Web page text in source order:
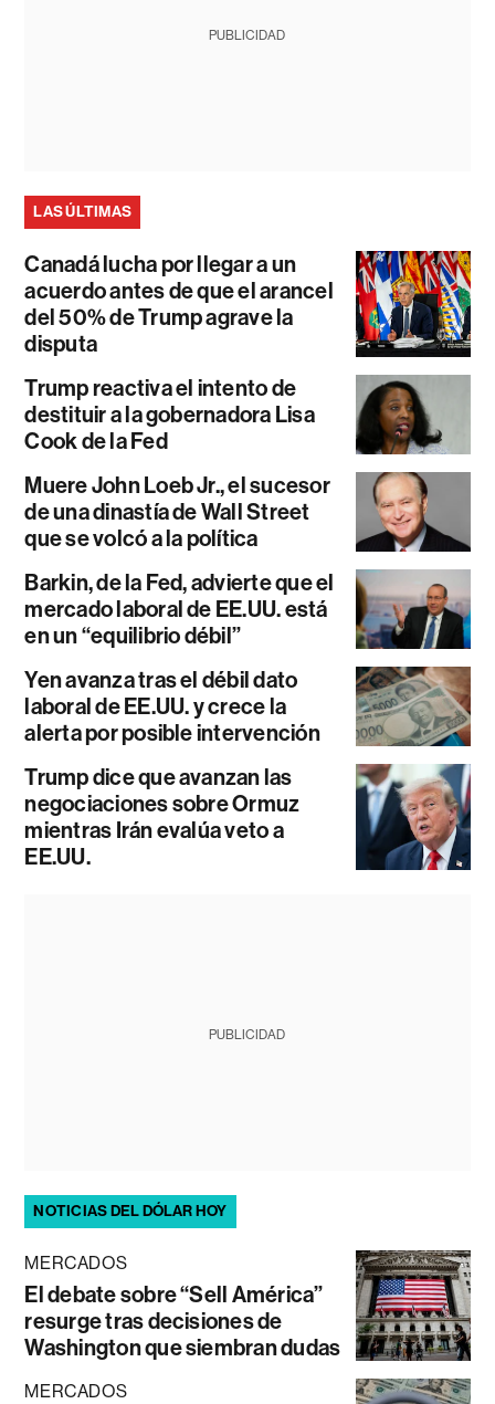
PUBLICIDAD
LAS ÚLTIMAS
Canadá lucha por llegar a un
acuerdo antes de que el arancel
del 50% de Trump agrave la
disputa
Trump reactiva el intento de
destituir a la gobernadora Lisa
Cook de la Fed
Muere John Loeb Jr., el sucesor
de una dinastía de Wall Street
que se volcó a la política
Barkin, de la Fed, advierte que el
mercado laboral de EE.UU. está
en un “equilibrio débil”
Yen avanza tras el débil dato
laboral de EE.UU. y crece la
alerta por posible intervención
Trump dice que avanzan las
negociaciones sobre Ormuz
mientras Irán evalúa veto a
EE.UU.
PUBLICIDAD
NOTICIAS DEL DÓLAR HOY
MERCADOS
El debate sobre “Sell América”
resurge tras decisiones de
Washington que siembran dudas
MERCADOS